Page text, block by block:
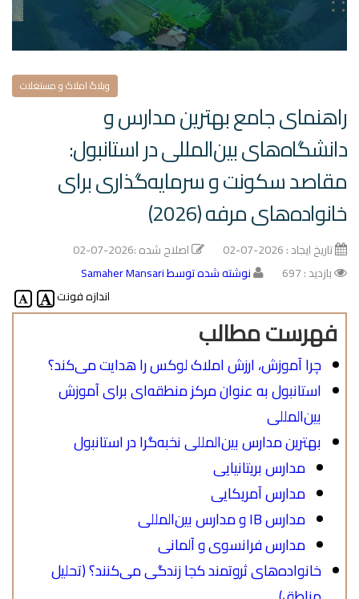
وبلاگ املاک و مستغلات
راهنمای جامع بهترین مدارس و
دانشگاه‌های بین‌المللی در استانبول:
مقاصد سکونت و سرمایه‌گذاری برای
خانواده‌های مرفه (2026)
تاریخ ایجاد :2026-07-02 اصلاح شده :2026-07-02
بازدید : 697
نوشته شده توسط Samaher Mansari
اندازه فونت
فهرست مطالب
چرا آموزش، ارزش املاک لوکس را هدایت می‌کند؟
استانبول به عنوان مرکز منطقه‌ای برای آموزش
بین‌المللی
بهترین مدارس بین‌المللی نخبه‌گرا در استانبول
مدارس بریتانیایی
مدارس آمریکایی
مدارس IB و مدارس بین‌المللی
مدارس فرانسوی و آلمانی
خانواده‌های ثروتمند کجا زندگی می‌کنند؟ (تحلیل